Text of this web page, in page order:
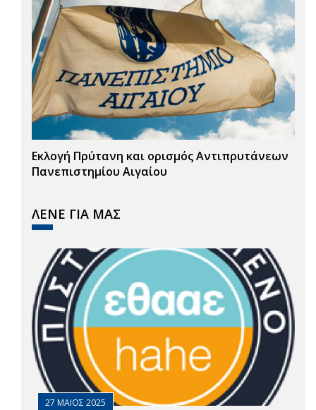
Εκλογή Πρύτανη και ορισμός Αντιπρυτάνεων
Πανεπιστημίου Αιγαίου
ΛΕΝΕ ΓΙΑ ΜΑΣ
27 ΜΑΙΟΣ 2025